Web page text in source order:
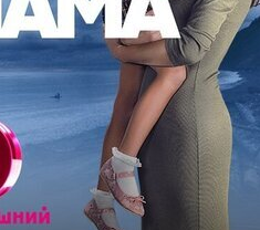
71 серия
серия
75 серия
79 серия
83 серия